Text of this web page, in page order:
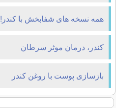
همه نسخه های شفابخش با کندر!
کندر، درمان موثر سرطان
بازسازی پوست با روغن کندر